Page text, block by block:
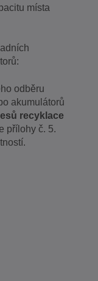
místa
odběru
akumulátorů
recyklace
přílohy č. 5.